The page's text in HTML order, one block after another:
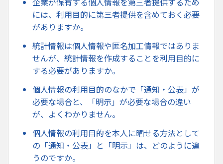
には、利用目的に第三者提供を含めておく必要
がありますか。
統計情報は個人情報や匿名加工情報ではありま
せんが、統計情報を作成することを利用目的に
する必要がありますか。
個人情報の利用目的のなかで「通知・公表」が
必要な場合と、「明示」が必要な場合の違い
が、よくわかりません。
個人情報の利用目的を本人に晒せる方法として
の「通知・公表」と「明示」は、どのように違
うのですか。